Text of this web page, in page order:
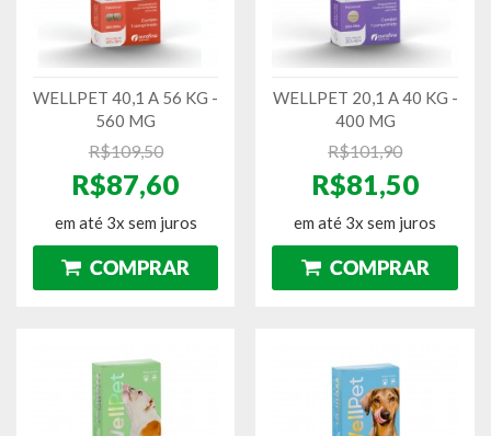
WELLPET 40,1 A 56 KG -
560 MG
R$109,50
R$87,60
em até 3x sem juros
WELLPET 20,1 A 40 KG -
400 MG
R$101,90
R$81,50
em até 3x sem juros